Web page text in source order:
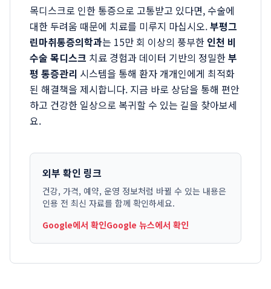
목디스크로 인한 통증으로 고통받고 있다면, 수술에
대한 두려움 때문에 치료를 미루지 마십시오.부평그
린마취통증의학과는 15만 회 이상의 풍부한 인천 비
수술 목디스크 치료 경험과 데이터 기반의 정밀한부
평 통증관리 시스템을 통해 환자 개개인에게 최적화
된 해결책을 제시합니다. 지금 바로 상담을 통해 편안
하고 건강한 일상으로 복귀할 수 있는 길을 찾아보세
요.
외부 확인 링크
건강, 가격, 예약, 운영 정보처럼 바뀔 수 있는 내용은
인용 전 최신 자료를 함께 확인하세요.
Google에서 확인Google 뉴스에서 확인